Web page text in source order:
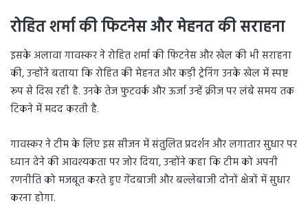
रोहित शर्मा की फिटनेस और मेहनत की सराहना
इसके अलावा गावस्कर ने रोहित शर्मा की फिटनेस और खेल की भी सराहना
की, उन्होंने बताया कि रोहित की मेहनत और कड़ी ट्रेनिंग उनके खेल में स्पष्ट
रूप से दिख रही है. उनके तेज फुटवर्क और ऊर्जा उन्हें क्रीज पर लंबे समय तक
टिकने में मदद करती है.
गावस्कर ने टीम के लिए इस सीजन में संतुलित प्रदर्शन और लगातार सुधार पर
ध्यान देने की आवश्यकता पर जोर दिया, उन्होंने कहा कि टीम को अपनी
रणनीति को मजबूत करते हुए गेंदबाजी और बल्लेबाजी दोनों क्षेत्रों में सुधार
करना होगा.